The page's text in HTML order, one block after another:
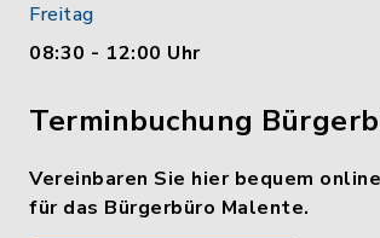
Freitag
08:30 - 12:00 Uhr
Terminbuchung
Vereinbaren Sie hier bequem
für das Bürgerbüro Malente.